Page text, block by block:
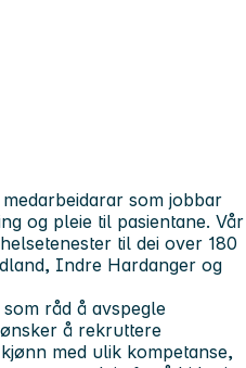
som jobbar
og pleie til pasientane. Vår
til dei over 180
Indre Hardanger og
råd å avspegle
å rekruttere
med ulik kompetanse,